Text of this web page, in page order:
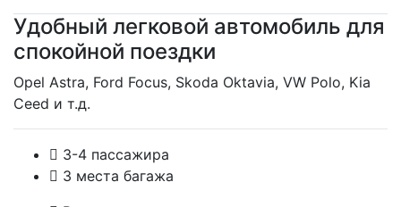
Удобный легковой автомобиль для
спокойной поездки
Opel Astra, Ford Focus, Skoda Oktavia, VW Polo, Kia
Ceed и т.д.
3-4 пассажира
3 места багажа